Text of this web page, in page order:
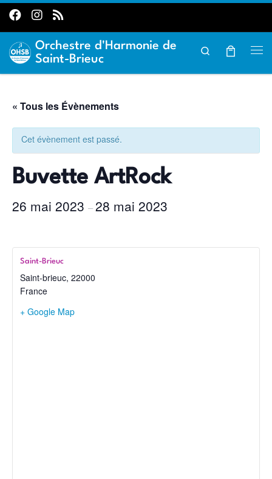
Passer au contenu
Orchestre d'Harmonie de
Saint-Brieuc
Search
« Tous les Évènements
Cet évènement est passé.
Buvette ArtRock
26 mai 2023 –28 mai 2023
Saint-Brieuc
Saint-brieuc, 22000
France
+ Google Map